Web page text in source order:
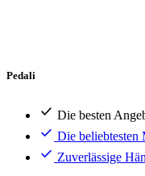
Pedali
Die besten
Die beliebtesten
Zuverlässige